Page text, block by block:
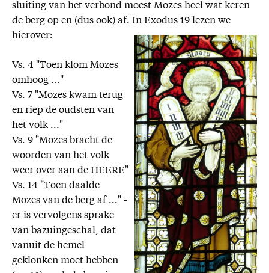
sluiting van het verbond moest Mozes heel wat keren
de berg op en (dus ook) af. In Exodus 19 lezen we
hierover:
Vs. 4 "Toen klom Mozes
omhoog ..."
Vs. 7 "Mozes kwam terug
en riep de oudsten van
het volk ..."
Vs. 9 "Mozes bracht de
woorden van het volk
weer over aan de HEERE"
Vs. 14 "Toen daalde
Mozes van de berg af ..." -
er is vervolgens sprake
van bazuingeschal, dat
vanuit de hemel
geklonken moet hebben